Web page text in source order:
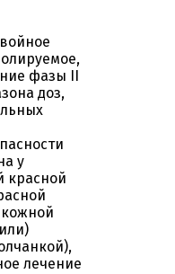
фазы II
доз,
у
красной
лечение